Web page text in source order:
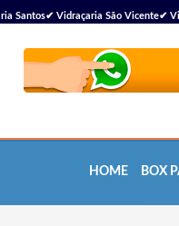
Santos✔ Vidraçaria São
HOME BOX